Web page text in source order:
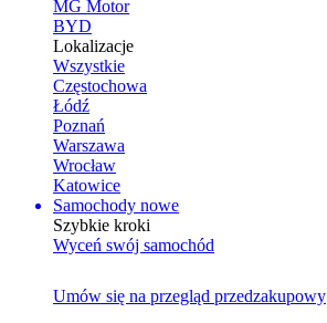
MG Motor
BYD
Lokalizacje
Wszystkie
Częstochowa
Łódź
Poznań
Warszawa
Wrocław
Katowice
Samochody nowe
Szybkie kroki
Wyceń swój samochód
Umów się na przegląd przedzakupowy